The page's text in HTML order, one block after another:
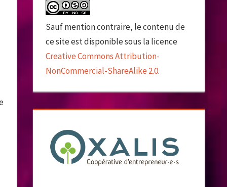
Sauf mention contraire, le contenu de
ce site est disponible sous la licence
Creative Commons Attribution-
NonCommercial-ShareAlike 2.0.